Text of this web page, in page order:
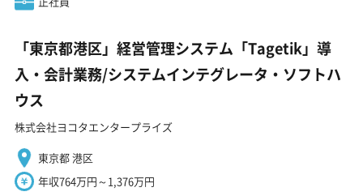
「東京都港区」経営管理システム「Tagetik」導
入・会計業務/システムインテグレータ・ソフトハ
ウス
株式会社ヨコタエンタープライズ
東京都 港区
年収764万円～1,376万円